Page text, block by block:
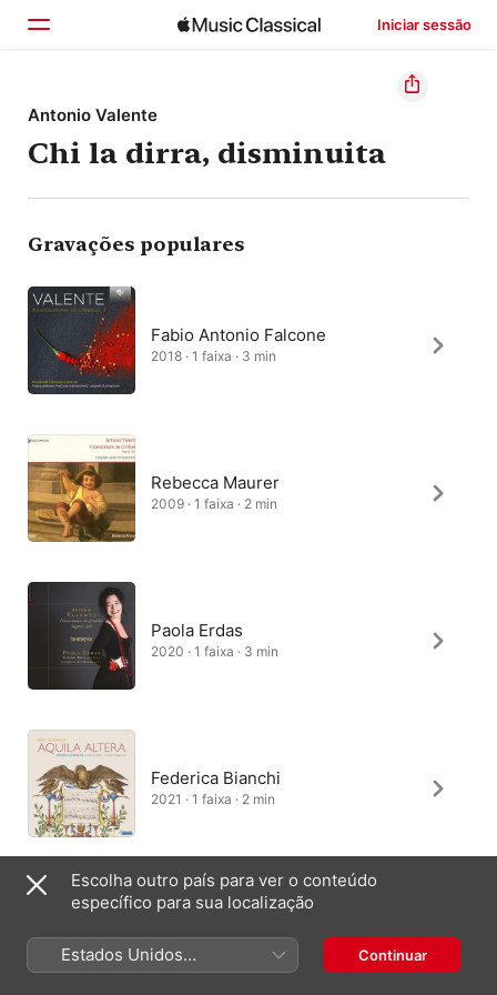
Iniciar sessão
Início
Explorar
Buscar
Antonio Valente
Chi la dirra, disminuita
Gravações populares
Fabio Antonio Falcone
2018 · 1 faixa · 3 min
Rebecca Maurer
2009 · 1 faixa · 2 min
Paola Erdas
2020 · 1 faixa · 3 min
Federica Bianchi
2021 · 1 faixa · 2 min
English (UK)
Escolha outro país para ver o conteúdo
específico para sua localização
Estados Unidos
(Português Brasil)
Continuar